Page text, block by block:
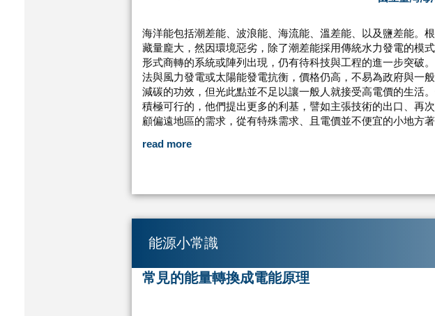
海洋能包括潮差能、波浪能、海流能、溫差能、以及鹽差能。
藏量龐大，然因環境惡劣，除了潮差能採用傳統水力發電的模
形式商轉的系統或陣列出現，仍有待科技與工程的進一步突破
法與風力發電或太陽能發電抗衡，價格仍高，不易為政府與一
減碳的功效，但光此點並不足以讓一般人就接受高電價的生活
積極可行的，他們提出更多的利基，譬如主張技術的出口、再
顧偏遠地區的需求，從有特殊需求、且電價並不便宜的小地方著
read more
能源小常識
常見的能量轉換成電能原理